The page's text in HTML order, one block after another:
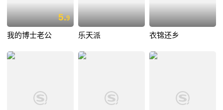
5.9
我的博士老公 乐天派 衣锦还乡